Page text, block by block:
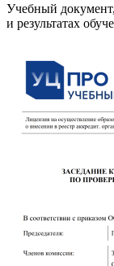
Учебный
и результатах